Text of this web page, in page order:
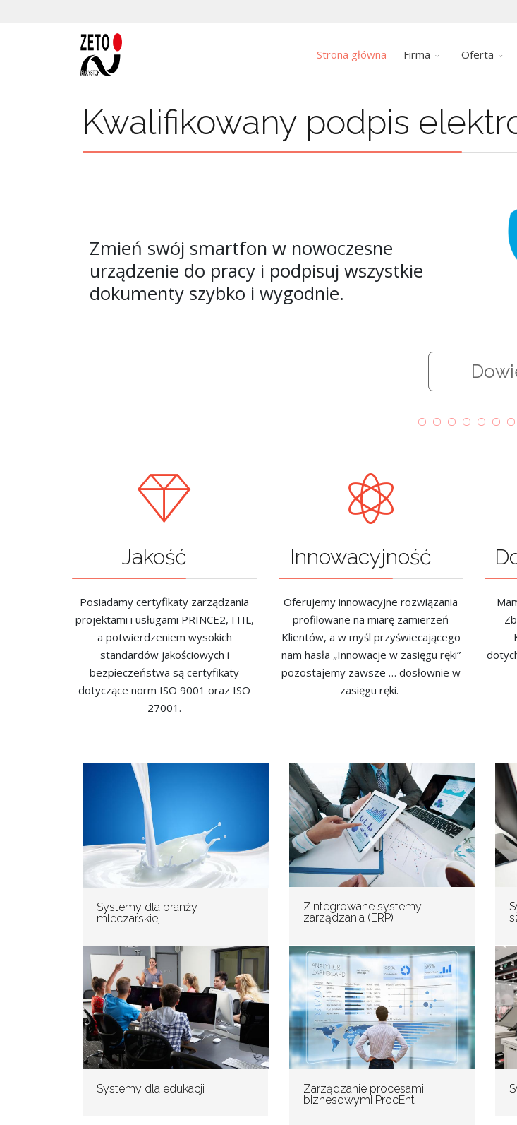
Strona główna Firma Oferta
Diamenty Miesięcznika
Jakość
Posiadamy certyfikaty zarządzania
projektami i usługami PRINCE2, ITIL,
a potwierdzeniem wysokich
standardów jakościowych i
bezpieczeństwa są certyfikaty
dotyczące norm ISO 9001 oraz ISO
27001.
Innowacyjność
Oferujemy innowacyjne rozwiązania
profilowane na miarę zamierzeń
Klientów, a w myśl przyświecającego
nam hasła „Innowacje w zasięgu ręki”
pozostajemy zawsze … dosłownie w
zasięgu ręki.
Systemy dla branży
mleczarskiej
Zintegrowane systemy
zarządzania (ERP)
Systemy dla edukacji
Zarządzanie procesami
biznesowymi ProcEnt